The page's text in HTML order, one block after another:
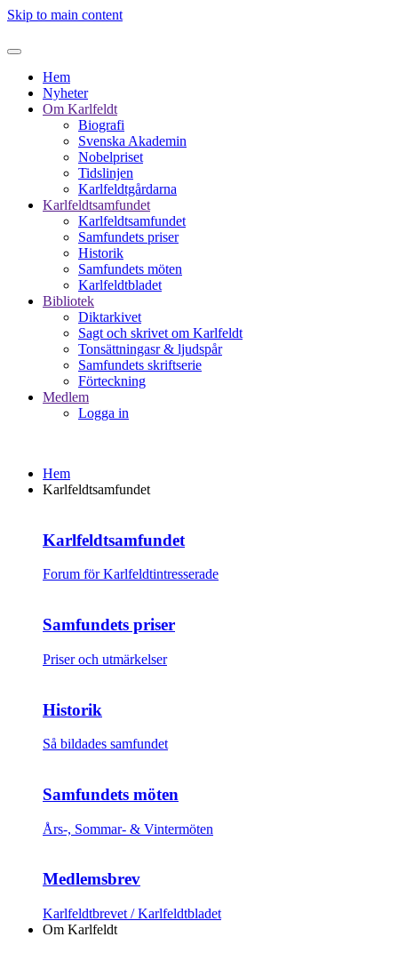
Skip to main content
Hem
Nyheter
Om Karlfeldt
Biografi
Svenska Akademin
Nobelpriset
Tidslinjen
Karlfeldtgårdarna
Karlfeldtsamfundet
Karlfeldtsamfundet
Samfundets priser
Historik
Samfundets möten
Karlfeldtbladet
Bibliotek
Diktarkivet
Sagt och skrivet om Karlfeldt
Tonsättningasr & ljudspår
Samfundets skriftserie
Förteckning
Medlem
Logga in
Hem
Karlfeldtsamfundet
Karlfeldtsamfundet
Forum för Karlfeldtintresserade
Samfundets priser
Priser och utmärkelser
Historik
Så bildades samfundet
Samfundets möten
Års-, Sommar- & Vintermöten
Medlemsbrev
Karlfeldtbrevet / Karlfeldtbladet
Om Karlfeldt